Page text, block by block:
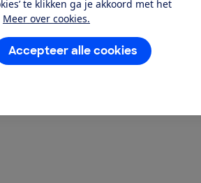
te klikken ga je akkoord met het
Meer over cookies.
Accepteer alle cookies
goed uit de test. Ook
voor je geld krijg je